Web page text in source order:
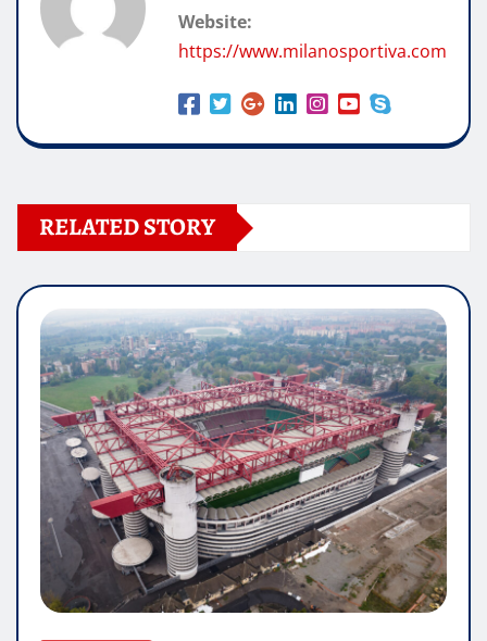
Website:
https://www.milanosportiva.com
RELATED STORY